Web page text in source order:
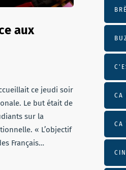
aux
ce jeudi soir
Le but était de
sur la
« L’objectif
Français…
CA
CA